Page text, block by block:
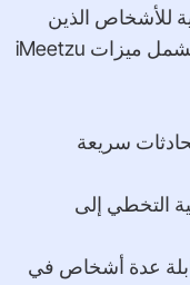
للأشخاص الذين
يريدون أكثر من دردشة لمرة واحدة. تشمل ميزات iMeetzu
سريعة
التخطي إلى
عدة أشخاص في